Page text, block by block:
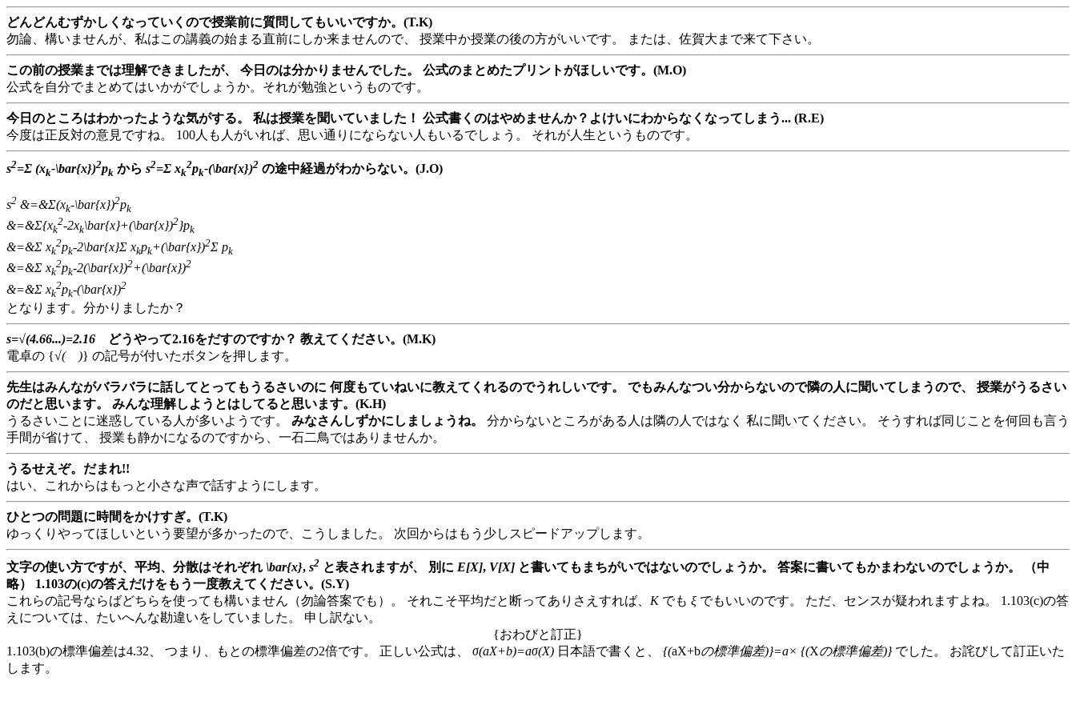
どんどんむずかしくなっていくので授業前に質問してもいいですか。(T.K)
勿論、構いませんが、私はこの講義の始まる直前にしか来ませんので、 授業中か授業の後の方がいいです。 または、佐賀大まで来て下さい。
この前の授業までは理解できましたが、 今日のは分かりませんでした。 公式のまとめたプリントがほしいです。(M.O)
公式を自分でまとめてはいかがでしょうか。それが勉強というものです。
今日のところはわかったような気がする。 私は授業を聞いていました！ 公式書くのはやめませんか？よけいにわからなくなってしまう... (R.E)
今度は正反対の意見ですね。 100人も人がいれば、思い通りにならない人もいるでしょう。 それが人生というものです。
s2=Σ (xk-\bar{x})2pk から s2=Σ xk
2pk-(\bar{x})2 の途中経過がわからない。(J.O)
s2 &=&Σ(xk-\bar{x})2pk
&=&Σ{xk
2-2xk\bar{x}+(\bar{x})2}pk
&=&Σ xk
2pk-2\bar{x}Σ xkpk+(\bar{x})2Σ pk
&=&Σ xk
2pk-2(\bar{x})2+(\bar{x})2
&=&Σ xk
2pk-(\bar{x})2
となります。分かりましたか？
s=√(4.66...)=2.16 どうやって2.16をだすのですか？ 教えてください。(M.K)
電卓の {√( )} の記号が付いたボタンを押します。
先生はみんながバラバラに話してとってもうるさいのに 何度もていねいに教えてくれるのでうれしいです。 でもみんなつい分からないので隣の人に聞いてしまうので、 授業がうるさい
のだと思います。 みんな理解しようとはしてると思います。(K.H)
うるさいことに迷惑している人が多いようです。 みなさんしずかにしましょうね。
分からないところがある人は隣の人ではなく 私に聞いてください。 そうすれば同じことを何回も言う
手間が省けて、 授業も静かになるのですから、一石二鳥ではありませんか。
うるせえぞ。だまれ!!
はい、これからはもっと小さな声で話すようにします。
ひとつの問題に時間をかけすぎ。(T.K)
ゆっくりやってほしいという要望が多かったので、こうしました。 次回からはもう少しスピードアップします。
文字の使い方ですが、平均、分散はそれぞれ \bar{x}, s2 と表されますが、 別に E[X], V[X] と書いてもまちがいではないのでしょうか。 答案に書いてもかまわないのでしょうか。 （中
略） 1.103の(c)の答えだけをもう一度教えてください。(S.Y)
これらの記号ならばどちらを使っても構いません（勿論答案でも）。 それこそ平均だと断ってありさえすれば、 Kでも ξ でもいいのです。 ただ、センスが疑われますよね。 1.103(c)の答
えについては、たいへんな勘違いをしていました。 申し訳ない。
{おわびと訂正}
1.103(b)の標準偏差は4.32、 つまり、もとの標準偏差の2倍です。 正しい公式は、 σ(aX+b)=aσ(X) 日本語で書くと、 {(aX+bの標準偏差)}=a× {(Xの標準偏差)}でした。 お詫びして訂正いた
します。